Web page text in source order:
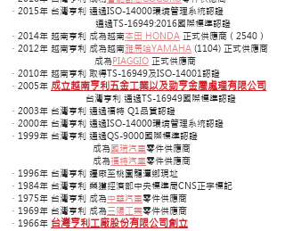
．2015年 台灣亨利 通過ISO-14000環境管理系統認證
通過TS-16949:2016國際標準認證
．2014年 越南亨利 成為越南本田 HONDA 正式供應商（2540）
．2012年 越南亨利 成為越南雅馬哈YAMAHA (1104) 正式供應商
成為PIAGGIO 正式供應商
．2010年 越南亨利 取得TS-16949及ISO-14001認證
．2005年 成立越南亨利五金工業以及勁亨金屬處理有限公司
台灣亨利 通過TS-16949國際標準認證
．2003年 台灣亨利 通過福特 Q1品質認證
．2000年 台灣亨利 通過ISO-14000環境管理系統認證
．1999年 台灣亨利 通過QS-9000國際標準認證
成為國瑞汽車零件供應商
成為福特汽車零件供應商
．1996年 台灣亨利 遷廠至桃園龍潭鄉現址
．1984年 台灣亨利 榮獲經濟部中央標準局CNS正字標記
．1975年 台灣亨利 成為中華汽車零件供應商
．1969年 台灣亨利 成為三陽工業零件供應商
．1966年 台灣亨利工廠股份有限公司創立